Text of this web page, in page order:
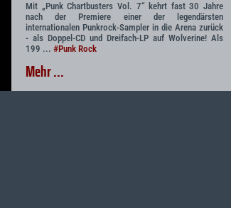
Mit „Punk Chartbusters Vol. 7“ kehrt fast 30 Jahre
nach der Premiere einer der legendärsten
internationalen Punkrock-Sampler in die Arena zurück
- als Doppel-CD und Dreifach-LP auf Wolverine! Als
199 ... #Punk Rock
Mehr ...